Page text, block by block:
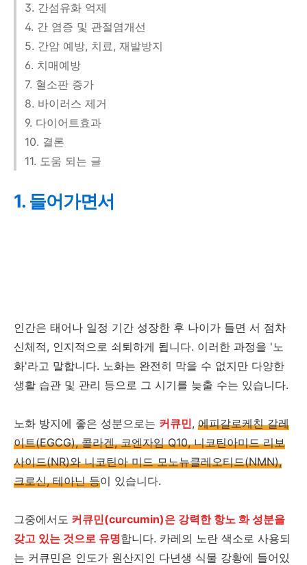
3. 간섬유화 억제
4. 간 염증 및 관절염개선
5. 간암 예방, 치료, 재발방지
6. 치매예방
7. 혈소판 증가
8. 바이러스 제거
9. 다이어트효과
10. 결론
11. 도움 되는 글
1. 들어가면서
인간은 태어나 일정 기간 성장한 후 나이가 들면 서 점차
신체적, 인지적으로 쇠퇴하게 됩니다. 이러한 과정을 '노
화'라고 말합니다. 노화는 완전히 막을 수 없지만 다양한
생활 습관 및 관리 등으로 그 시기를 늦출 수는 있습니다.
노화 방지에 좋은 성분으로는 커큐민, 에피갈로케친 갈레
이트(EGCG), 콜라겐, 코엔자임 Q10, 니코틴아미드 리보
사이드(NR)와 니코틴아 미드 모노뉴클레오티드(NMN),
크로신, 테아닌 등이 있습니다.
그중에서도 커큐민(curcumin)은 강력한 항노 화 성분을
갖고 있는 것으로 유명합니다. 카레의 노란 색소로 사용되
는 커큐민은 인도가 원산지인 다년생 식물 강황에 들어있